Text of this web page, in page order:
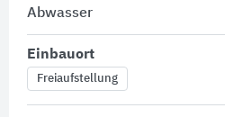
Abwasser
Einbauort
Freiaufstellung